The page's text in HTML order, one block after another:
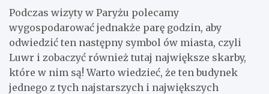
Podczas wizyty w Paryżu polecamy
wygospodarować jednakże parę godzin, aby
odwiedzić ten następny symbol ów miasta, czyli
Luwr i zobaczyć również tutaj największe skarby,
które w nim są! Warto wiedzieć, że ten budynek
jednego z tych najstarszych i największych